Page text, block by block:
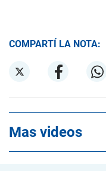
COMPARTÍ LA NOTA:
Mas videos